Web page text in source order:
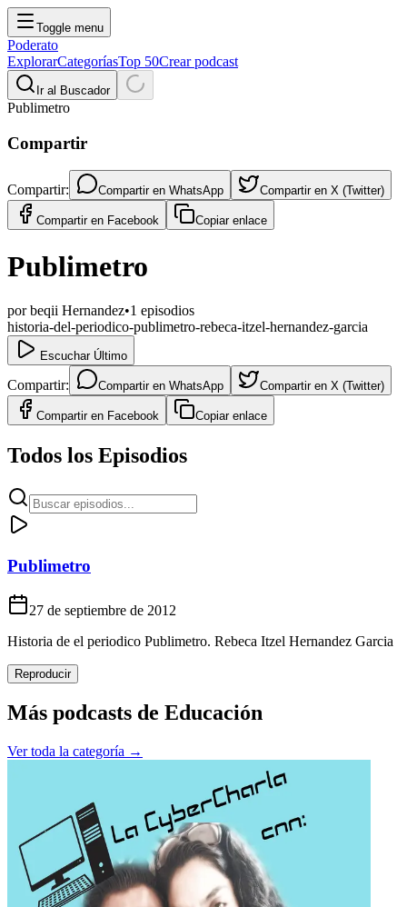
Toggle menu
Poderato
ExplorarCategoríasTop 50Crear podcast
Ir al Buscador
Publimetro
Compartir
Compartir: Compartir en WhatsApp Compartir en X (Twitter)
Compartir en Facebook Copiar enlace
Publimetro
porbeqii Hernandez•1 episodios
historia-del-periodico-publimetro-rebeca-itzel-hernandez-garcia
Escuchar Último
Compartir: Compartir en WhatsApp Compartir en X (Twitter)
Compartir en Facebook Copiar enlace
Todos los Episodios
Publimetro
27 de septiembre de 2012
Historia de el periodico Publimetro. Rebeca Itzel Hernandez Garcia
Reproducir
Más podcasts de Educación
Ver toda la categoría →